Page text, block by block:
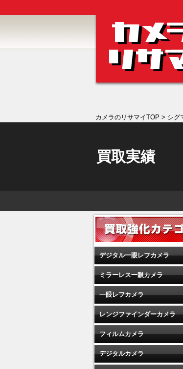
カメラのリサマイTOP > シグ
買取実績
デジタル一眼レフカメラ
ミラーレス一眼カメラ
一眼レフカメラ
レンジファインダーカメラ
フィルムカメラ
デジタルカメラ